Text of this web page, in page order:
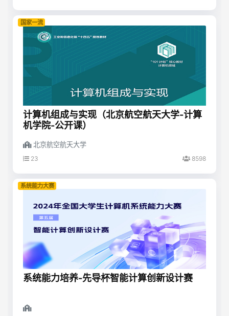
国家一流
计算机组成与实现（北京航空航天大学-计算
机学院-公开课）
北京航空航天大学
23 8598
系统能力大赛
系统能力培养-先导杯智能计算创新设计赛